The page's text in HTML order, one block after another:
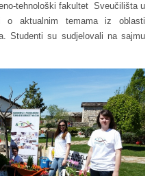
tehnološki fakultet Sveučilišta u
o aktualnim temama iz oblasti
Studenti su sudjelovali na sajmu